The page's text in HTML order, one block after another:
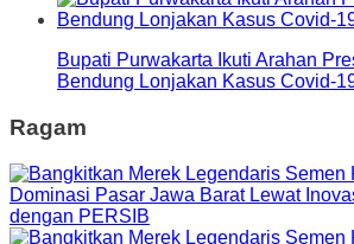
Bupati Purwakarta Ikuti Arahan
Bendung Lonjakan Kasus Covid-
Ragam